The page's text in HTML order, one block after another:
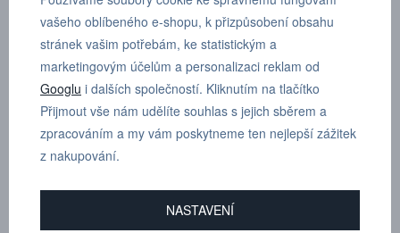
Min. průtlak: 40 bar
Spojení pod tlakem: 10 bar
Rozmezí teplot: -10°C až +100°C
Materiál spojky: Hliníková slitina s povrchovou úpravou
Materiál těsnění: NBR -40°C až +80°C
vašeho oblíbeného e-shopu, k přizpůsobení obsahu
stránek vašim potřebám, ke statistickým a
marketingovým účelům a personalizaci reklam od
Googlu i dalších společností. Kliknutím na tlačítko
Přijmout vše nám udělíte souhlas s jejich sběrem a
zpracováním a my vám poskytneme ten nejlepší zážitek
z nakupování.
NASTAVENÍ